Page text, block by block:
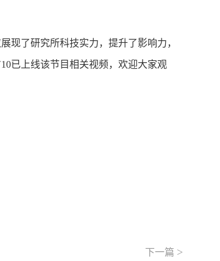
现了研究所科技实力，提升了影响力，
已上线该节目相关视频，欢迎大家观
下一篇 >